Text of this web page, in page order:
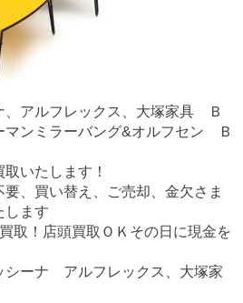
、アルフレックス、大塚家具 Ｂ
ンミラーバング&オルフセン Ｂ
いたします！
、買い替え、ご売却、金欠さま
します
取！店頭買取ＯＫその日に現金を
ーナ アルフレックス、大塚家